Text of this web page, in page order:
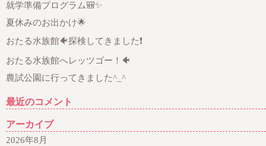
就学準備プログラム🎒✨
夏休みのお出かけ🌟
おたる水族館🐠探検してきました❗
おたる水族館へレッツゴー！🐠
農試公園に行ってきました^_^
最近のコメント
アーカイブ
2026年8月